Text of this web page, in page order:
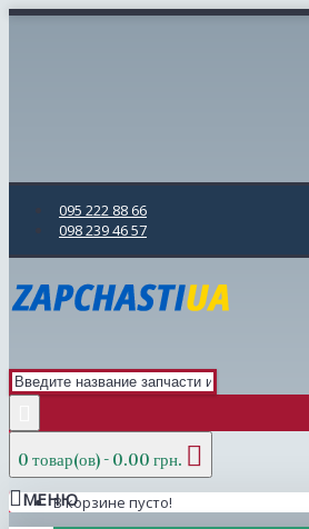
095 222 88 66
098 239 46 57
0 товар(ов) - 0.00 грн.
В корзине пусто!
МЕНЮ